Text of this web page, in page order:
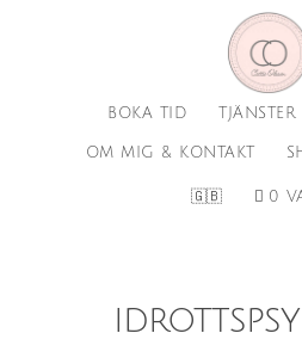
BOKA TID TJÄNSTER
OM MIG & KONTAKT
🇬🇧 0